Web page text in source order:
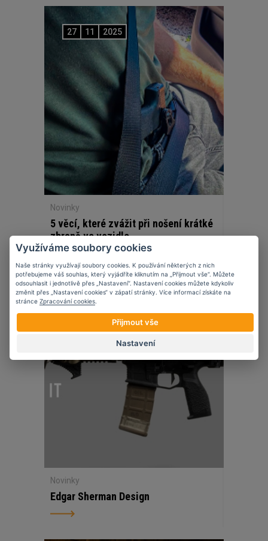
27 11 2025
Novinky
5 věcí, které zvážit při nošení krátké
zbraně ve vozidle
07 11
Novinky
Edgar Sherman Design
Využíváme soubory cookies
Naše stránky využívají soubory cookies. K používání některých z nich
potřebujeme váš souhlas, který vyjádříte kliknutím na „Přijmout vše“. Můžete
odsouhlasit i jednotlivě přes „Nastavení“. Nastavení cookies můžete kdykoliv
změnit přes „Nastavení cookies“ v zápatí stránky. Více informací získáte na
stránce Zpracování cookies
Přijmout vše
Nastavení